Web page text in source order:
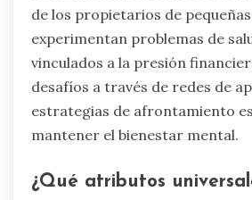
de los propietarios de
experimentan problemas de
vinculados a la presión
desafíos a través de redes de
estrategias de afrontamiento
mantener el bienestar mental.
¿Qué atributos